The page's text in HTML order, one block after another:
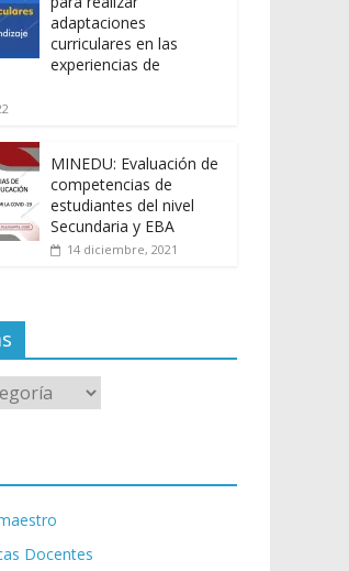
adaptaciones
curriculares en las
experiencias de
MINEDU: Evaluación de
competencias de
estudiantes del nivel
Secundaria y EBA
14 diciembre, 2021
Docentes